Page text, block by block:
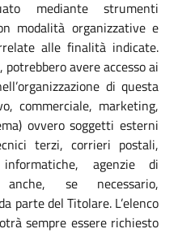
mediante strumenti
modalità organizzative e
alle finalità indicate.
avere accesso ai
di questa
commerciale, marketing,
ovvero soggetti esterni
terzi, corrieri postali,
agenzie di
anche, se necessario,
parte del Titolare. L’elenco
sempre essere richiesto